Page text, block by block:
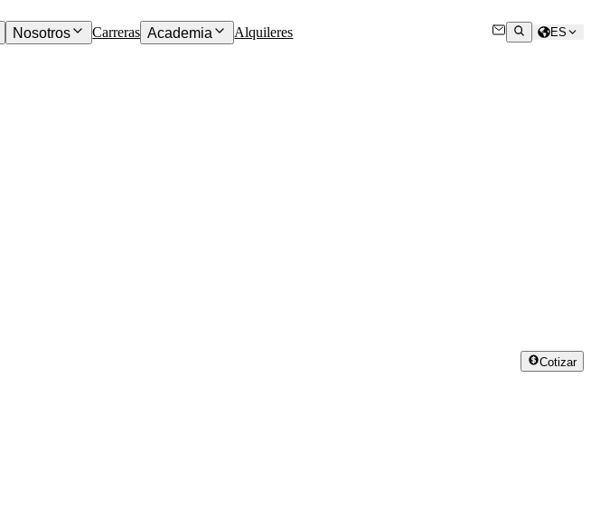
Nosotros Carreras Academia Alquileres ES
Cotizar